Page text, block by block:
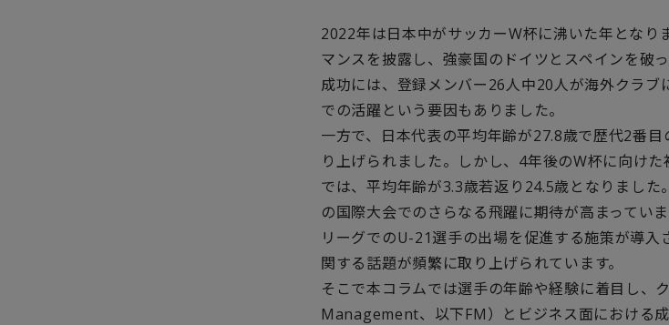
2022年は日本中がサッカーW杯に沸いた年となり
マンスを披露し、強豪国のドイツとスペインを破
成功には、登録メンバー26人中20人が海外クラブ
での活躍という要因もありました。
一方で、日本代表の平均年齢が27.8歳で歴代2番目
り上げられました。しかし、 4年後のW杯に向けた
では、平均年齢が3.3歳若返り 24.5歳となりました
の国際大会でのさらなる飛躍に期待が高まっていま
リーグでのU-21選手の出場を促進する施策が導入
関する話題が頻繁に取り上げられています。
そこで本コラムでは選手の年齢や経験に着目し、
Management、以下FM）とビジネス面における